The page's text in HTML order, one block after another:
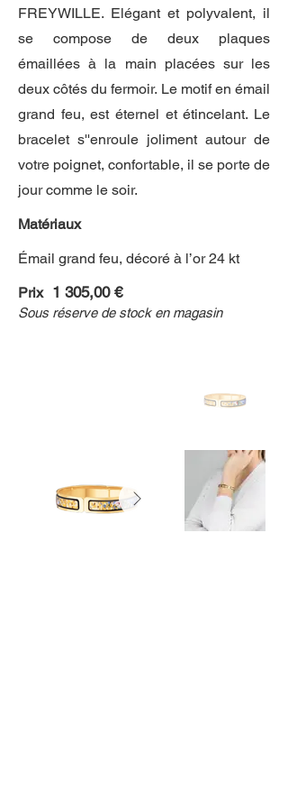
FREYWILLE. Elégant et polyvalent, il
se compose de deux plaques
émaillées à la main placées sur les
deux côtés du fermoir. Le motif en émail
grand feu, est éternel et étincelant. Le
bracelet s''enroule joliment autour de
votre poignet, confortable, il se porte de
jour comme le soir.
Matériaux
Émail grand feu, décoré à l’or 24 kt
Prix 1 305,00 €
Sous réserve de stock en magasin